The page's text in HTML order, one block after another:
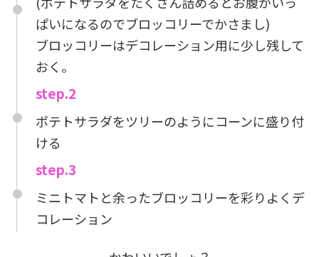
ぱいになるのでブロッコリーでかさまし)
ブロッコリーはデコレーション用に少し残して
おく。
step.2
ポテトサラダをツリーのようにコーンに盛り付
ける
step.3
ミニトマトと余ったブロッコリーを彩りよくデ
コレーション